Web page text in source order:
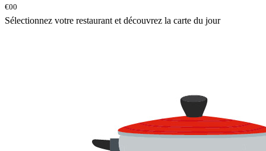
€00
Sélectionnez votre restaurant et découvrez la carte du jour